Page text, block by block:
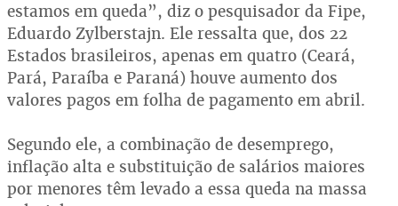
estamos em queda”, diz o pesquisador da Fipe,
Eduardo Zylberstajn. Ele ressalta que, dos 22
Estados brasileiros, apenas em quatro (Ceará,
Pará, Paraíba e Paraná) houve aumento dos
valores pagos em folha de pagamento em abril.
Segundo ele, a combinação de desemprego,
inflação alta e substituição de salários maiores
por menores têm levado a essa queda na massa